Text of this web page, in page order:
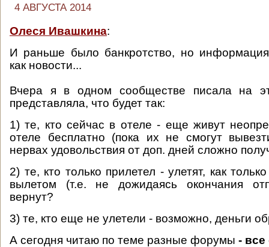
4 АВГУСТА 2014
Олеся Ивашкина:
И раньше было банкротство, но
как новости...
Вчера я в одном сообществе писала на
представляла, что будет так:
1) те, кто сейчас в отеле - еще живут
отеле бесплатно (пока их не смогут
нервах удовольствия от доп. дней сложно
2) те, кто только прилетел - улетят, как
вылетом (т.е. не дожидаясь окончания
вернут?
3) те, кто еще не улетели - возможно, деньги
А сегодня читаю по теме разные форумы - все